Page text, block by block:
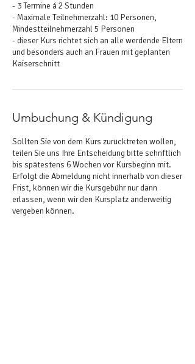
- 3 Termine á 2 Stunden
- Maximale Teilnehmerzahl: 10 Personen,
Mindestteilnehmerzahl 5 Personen
- dieser Kurs richtet sich an alle werdende Eltern
und besonders auch an Frauen mit geplanten
Kaiserschnitt
Umbuchung & Kündigung
Sollten Sie von dem Kurs zurücktreten wollen,
teilen Sie uns Ihre Entscheidung bitte schriftlich
bis spätestens 6 Wochen vor Kursbeginn mit.
Erfolgt die Abmeldung nicht innerhalb von dieser
Frist, können wir die Kursgebühr nur dann
erlassen, wenn wir den Kursplatz anderweitig
vergeben können.